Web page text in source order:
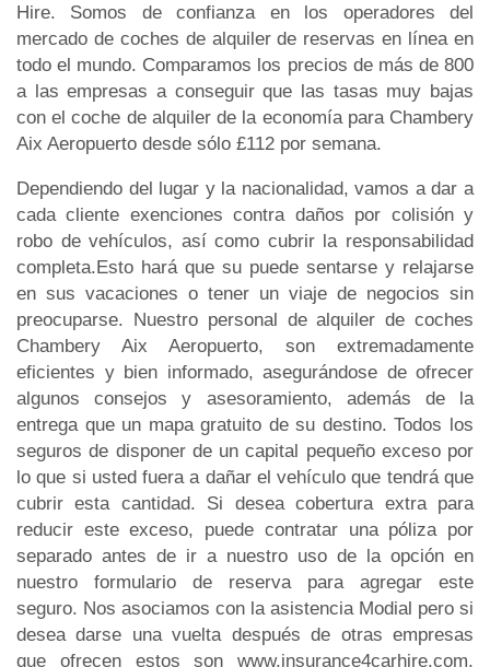
Hire. Somos de confianza en los operadores del
mercado de coches de alquiler de reservas en línea en
todo el mundo. Comparamos los precios de más de 800
a las empresas a conseguir que las tasas muy bajas
con el coche de alquiler de la economía para Chambery
Aix Aeropuerto desde sólo £112 por semana.
Dependiendo del lugar y la nacionalidad, vamos a dar a
cada cliente exenciones contra daños por colisión y
robo de vehículos, así como cubrir la responsabilidad
completa.Esto hará que su puede sentarse y relajarse
en sus vacaciones o tener un viaje de negocios sin
preocuparse. Nuestro personal de alquiler de coches
Chambery Aix Aeropuerto, son extremadamente
eficientes y bien informado, asegurándose de ofrecer
algunos consejos y asesoramiento, además de la
entrega que un mapa gratuito de su destino. Todos los
seguros de disponer de un capital pequeño exceso por
lo que si usted fuera a dañar el vehículo que tendrá que
cubrir esta cantidad. Si desea cobertura extra para
reducir este exceso, puede contratar una póliza por
separado antes de ir a nuestro uso de la opción en
nuestro formulario de reserva para agregar este
seguro. Nos asociamos con la asistencia Modial pero si
desea darse una vuelta después de otras empresas
que ofrecen estos son www.insurance4carhire.com,